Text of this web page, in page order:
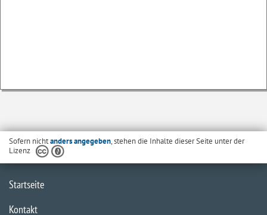
Sofern nichtanders angegeben, stehen die Inhalte dieser Seite unter der
Lizenz
Startseite
Kontakt